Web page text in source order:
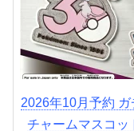
2026年10月予約
チャームマスコッ